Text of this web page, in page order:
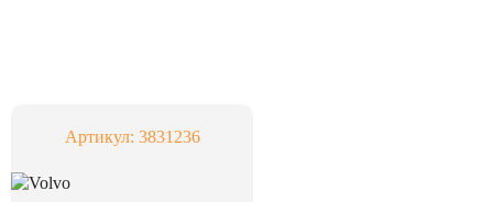
Артикул: 3831236